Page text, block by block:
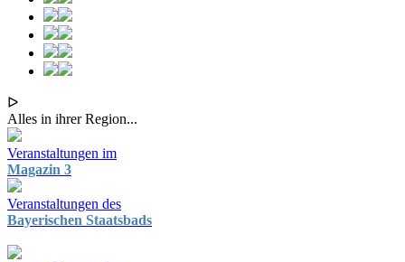
ᐅ
Alles in ihrer Region...
Veranstaltungen im
Magazin 3
Veranstaltungen des
Bayerischen Staatsbads